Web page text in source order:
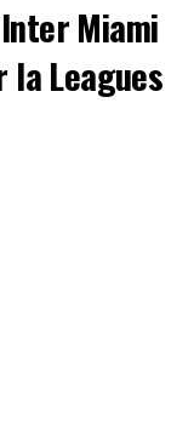
Miami
la Leagues